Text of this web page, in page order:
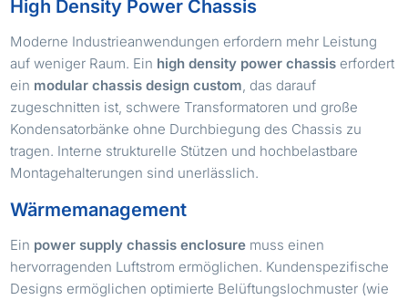
High Density Power Chassis
Moderne Industrieanwendungen erfordern mehr Leistung
auf weniger Raum. Ein high density power chassis erfordert
ein modular chassis design custom, das darauf
zugeschnitten ist, schwere Transformatoren und große
Kondensatorbänke ohne Durchbiegung des Chassis zu
tragen. Interne strukturelle Stützen und hochbelastbare
Montagehalterungen sind unerlässlich.
Wärmemanagement
Ein power supply chassis enclosure muss einen
hervorragenden Luftstrom ermöglichen. Kundenspezifische
Designs ermöglichen optimierte Belüftungslochmuster (wie